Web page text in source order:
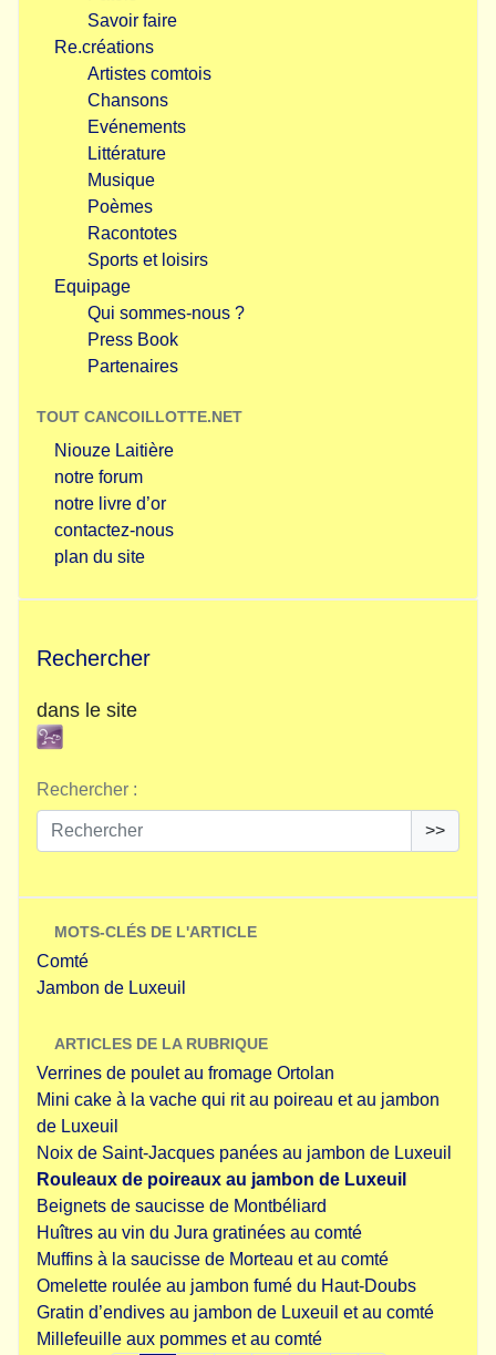
Savoir faire
Re.créations
Artistes comtois
Chansons
Evénements
Littérature
Musique
Poèmes
Racontotes
Sports et loisirs
Equipage
Qui sommes-nous ?
Press Book
Partenaires
TOUT CANCOILLOTTE.NET
Niouze Laitière
notre forum
notre livre d’or
contactez-nous
plan du site
Rechercher
dans le site
Rechercher :
>>
MOTS-CLÉS DE L'ARTICLE
Comté
Jambon de Luxeuil
ARTICLES DE LA RUBRIQUE
Verrines de poulet au fromage Ortolan
Mini cake à la vache qui rit au poireau et au jambon
de Luxeuil
Noix de Saint-Jacques panées au jambon de Luxeuil
Rouleaux de poireaux au jambon de Luxeuil
Beignets de saucisse de Montbéliard
Huîtres au vin du Jura gratinées au comté
Muffins à la saucisse de Morteau et au comté
Omelette roulée au jambon fumé du Haut-Doubs
Gratin d’endives au jambon de Luxeuil et au comté
Millefeuille aux pommes et au comté